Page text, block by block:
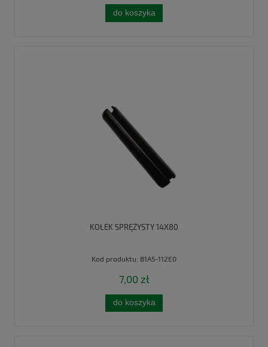
do koszyka
KOŁEK SPRĘŻYSTY 14X80
Kod produktu: B1A5-112E0
7,00 zł
do koszyka